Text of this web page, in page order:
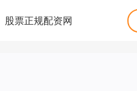
股票正规配资网